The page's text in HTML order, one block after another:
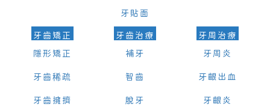
牙貼面
牙齒矯正
隱形矯正
牙齒稀疏
牙齒擁擠
牙齒治療
補牙
智齒
脫牙
牙周治療
牙周炎
牙齦出血
牙齦炎